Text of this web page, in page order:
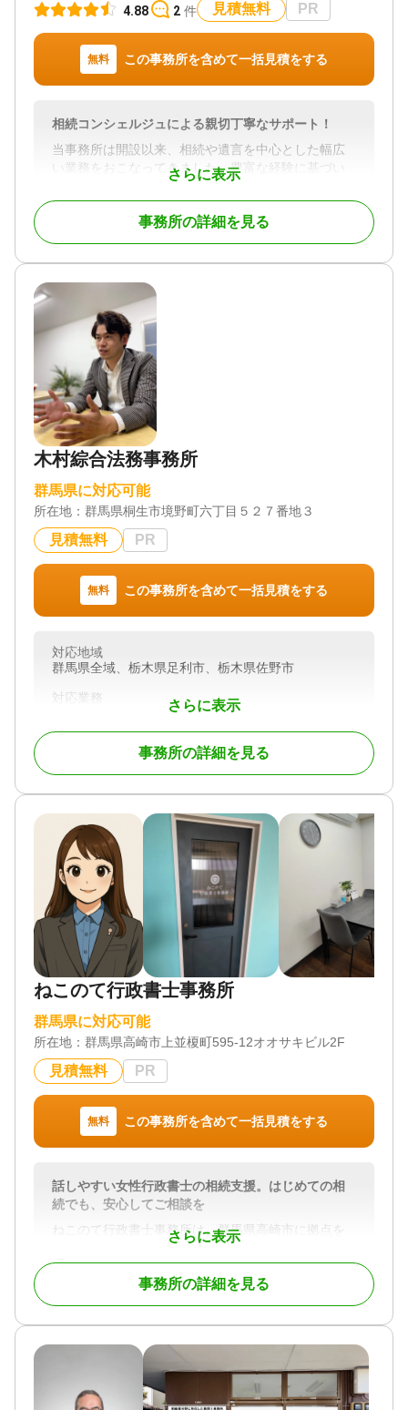
4.88 2 件 見積無料 PR
無料 この事務所を含めて一括見積をする
さらに表示
相続コンシェルジュによる親切丁寧なサポート！
当事務所は開設以来、相続や遺言を中心とした幅広
い業務をおこなってきました。豊富な経験に基づい
たきめ細かな相談対応で、地域の皆様のお悩みを解
消すべく努めております。また、相続コンシェルジ
ュとして、相続に関することは何でも相談できるの
も強みです。初回相談料無料なので、小さなお悩み
事務所はJR高崎駅より車で15分ほどの場所にありま
す。駅から少し遠めですが、訪問相談や電話相談が
可能なので、ご安心ください。
19時以降や土日相談など個々の事情にあわせたきめ
細かい対応をいたします。
また複数の司法書士、税理士、土地家屋調査士、社
会保険労務士、弁護士などと幅広く提携しておりま
す。不動産名義変更、相続税、未登記建物、相続争
いなどもご相談ください。それぞれふさわしいプロ
遺言書 / 遺産分割 / 相続財産調査 / 家族信託 / 相続手
続き / 銀行手続き / 戸籍収集 / 相続人調査
対応体制
電話相談可 / 訪問可 / 土日相談可 / 初回相談無料 / 18
時以降相談可
事務所の詳細を見る
木村綜合法務事務所
群馬県に対応可能
所在地： 群馬県桐生市境野町六丁目５２７番地３
見積無料 PR
無料 この事務所を含めて一括見積をする
さらに表示
対応地域
群馬県全域、栃木県足利市、栃木県佐野市
対応業務
遺言書 / 遺産分割 / 相続財産調査 / 相続登記 / 相続放
棄 / 家族信託 / 相続手続き / 銀行手続き / 戸籍収集 /
相続人調査 / 生前贈与（不動産名義変更）
対応体制
電話相談可 / 訪問可 / 土日相談可 / 初回相談無料 / 18
時以降相談可 / オンライン面談可 / 事務所面談可
事務所の詳細を見る
ねこのて行政書士事務所
群馬県に対応可能
所在地： 群馬県高崎市上並榎町595-12オオサキビル2F
見積無料 PR
無料 この事務所を含めて一括見積をする
さらに表示
話しやすい女性行政書士の相続支援。はじめての相
続でも、安心してご相談を
ねこのて行政書士事務所は、群馬県高崎市に拠点を
構える、相続・遺言・成年後見手続きを中心とした
法務サポートの専門事務所です。
女性行政書士が一貫してご対応いたしますので、
「法律のことは難しそう」「誰に聞けばいいかわか
当事務所では、相続人調査・戸籍収集から不動産の
名義変更や金融機関手続き、遺産分割協議書の作成
事務所の詳細を見る